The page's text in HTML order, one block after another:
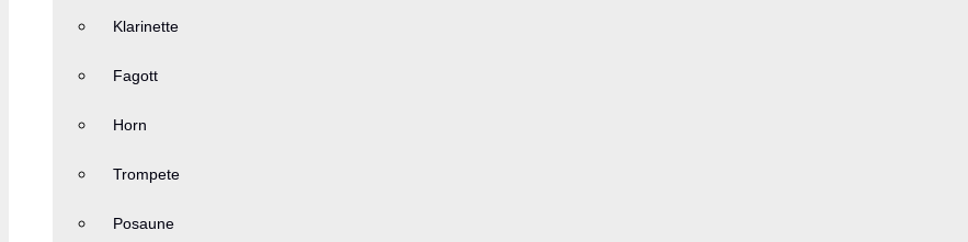
Klarinette
Fagott
Horn
Trompete
Posaune